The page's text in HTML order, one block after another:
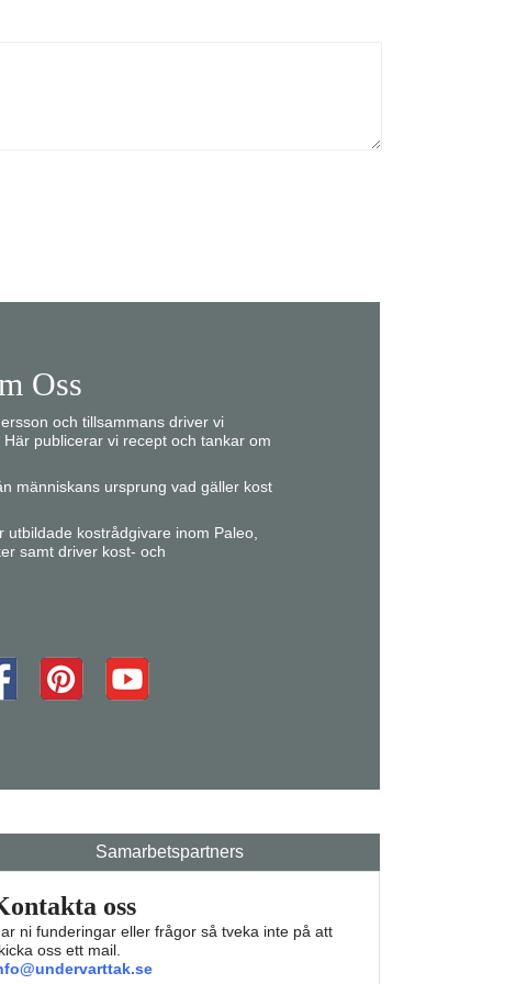
Oss
och tillsammans driver vi
publicerar vi recept och tankar om
människans ursprung vad gäller kost
kostrådgivare inom Paleo,
samt driver kost- och
Samarbetspartners
oss
ni funderingar eller frågor så tveka inte på att
oss ett mail.